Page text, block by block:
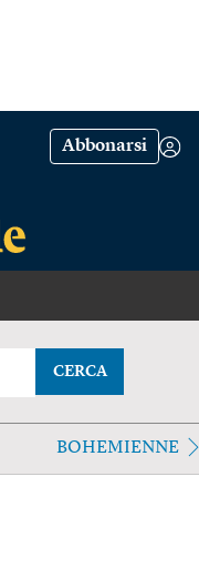
Abbonarsi
CERCA
BOHEMIENNE